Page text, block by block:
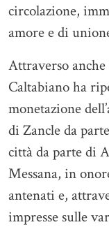
circolazione,
amore e di
Attraverso anche
Caltabiano ha
monetazione
di Zancle da
città da parte di
Messana, in
antenati e,
impresse sulle